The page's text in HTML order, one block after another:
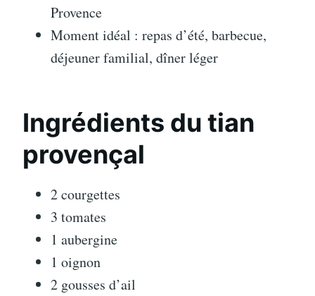
Provence
Moment idéal : repas d’été, barbecue,
déjeuner familial, dîner léger
Ingrédients du tian
provençal
2 courgettes
3 tomates
1 aubergine
1 oignon
2 gousses d’ail